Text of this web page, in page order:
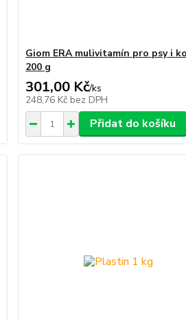
Giom ERA mulivitamín pro psy i
200 g
301,00 Kč/ks
248,76 Kč bez DPH
Přidat do košíku